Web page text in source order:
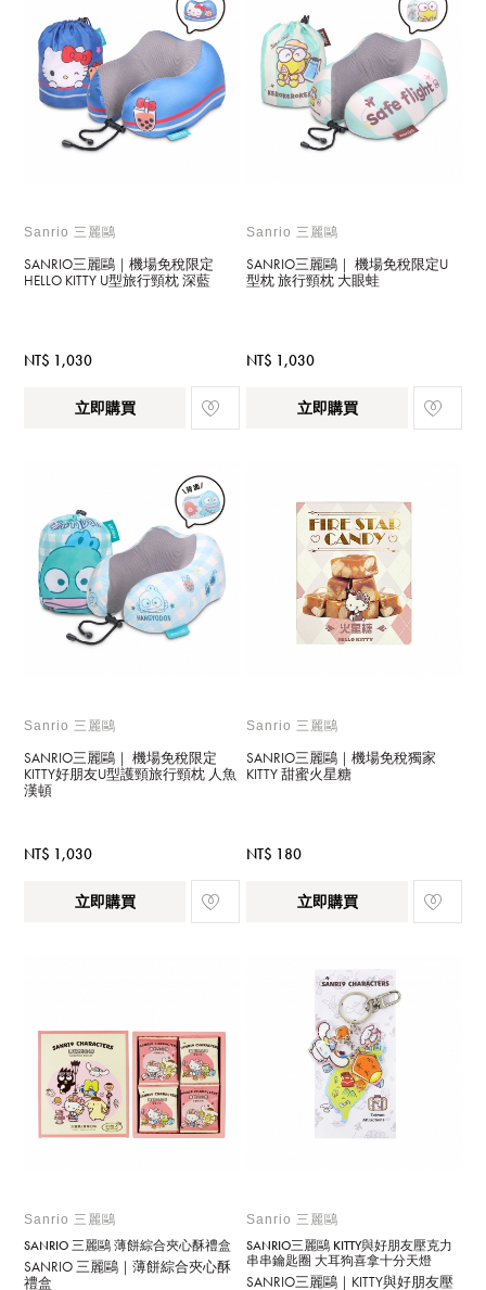
Sanrio 三麗鷗
SANRIO三麗鷗｜機場免稅限定
HELLO KITTY U型旅行頸枕 深藍
NT$ 1,030
立即購買
Sanrio 三麗鷗
SANRIO三麗鷗｜ 機場免稅限定U
型枕 旅行頸枕 大眼蛙
NT$ 1,030
立即購買
Sanrio 三麗鷗
SANRIO三麗鷗｜ 機場免稅限定
KITTY好朋友U型護頸旅行頸枕 人魚
漢頓
NT$ 1,030
立即購買
Sanrio 三麗鷗
SANRIO三麗鷗｜機場免稅獨家
KITTY 甜蜜火星糖
NT$ 180
立即購買
Sanrio 三麗鷗
SANRIO 三麗鷗 薄餅綜合夾心酥禮盒
SANRIO 三麗鷗｜薄餅綜合夾心酥
禮盒
Sanrio 三麗鷗
SANRIO三麗鷗 KITTY與好朋友壓克力
串串鑰匙圈 大耳狗喜拿十分天燈
SANRIO三麗鷗｜KITTY與好朋友壓